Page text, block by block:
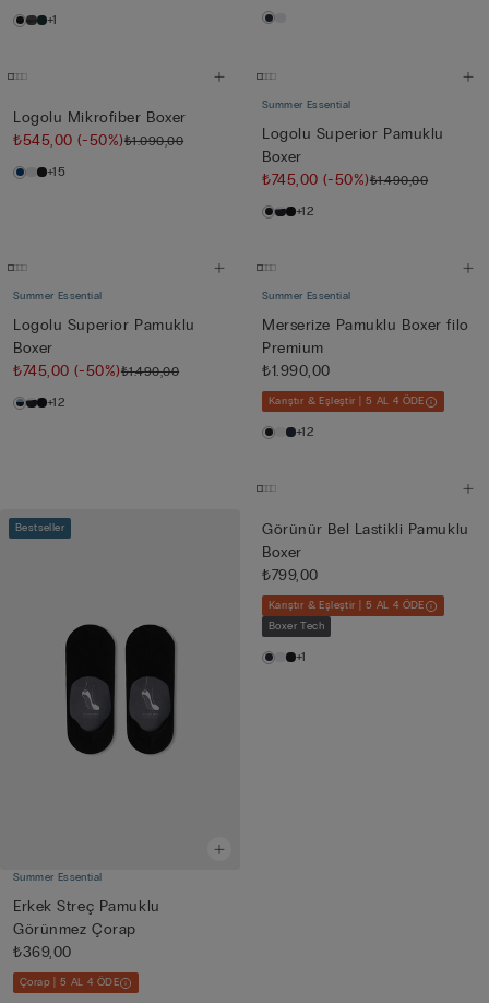
+1
Logolu Mikrofiber Boxer
₺545,00(-50%)₺1.090,00
+15
Summer Essential
Logolu Superior Pamuklu
Boxer
₺745,00(-50%)₺1.490,00
+12
Summer Essential
Logolu Superior Pamuklu
Boxer
₺745,00(-50%)₺1.490,00
+12
Summer Essential
Merserize Pamuklu Boxer filo
Premium
₺1.990,00
Karıştır & Eşleştir | 5 AL 4 ÖDE
+12
Bestseller
Summer Essential
Erkek Streç Pamuklu
Görünmez Çorap
₺369,00
Çorap | 5 AL 4 ÖDE
Görünür Bel Lastikli Pamuklu
Boxer
₺799,00
Karıştır & Eşleştir | 5 AL 4 ÖDE
Boxer Tech
+1